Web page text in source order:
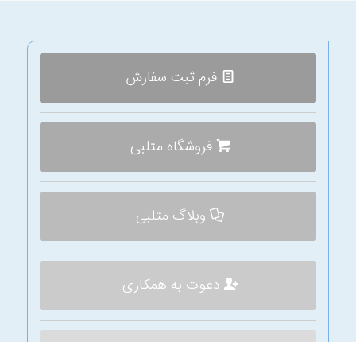
فرم ثبت سفارش
فروشگاه متلبی
وبلاگ متلبی
دعوت به همکاری